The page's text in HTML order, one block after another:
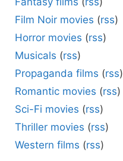
Film Noir movies (rss)
Horror movies (rss)
Musicals (rss)
Propaganda films (rss)
Romantic movies (rss)
Sci-Fi movies (rss)
Thriller movies (rss)
Western films (rss)